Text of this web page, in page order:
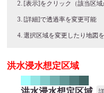
[表示]をクリック（該当区域
[詳細]で透過率を変更可能
選択区域を変更したり地図
洪水浸水想定区域